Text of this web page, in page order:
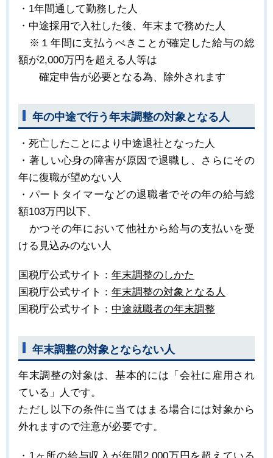
・1年間通して勤務した人
・中途採用で入社した後、年末まで務めた人
※１年間に支払うべきことが確定した給与の総
額が2,000万円を超える人等は
確定申告が必要となる為、除外されます
年の中途で行う年末調整の対象となる人
・死亡したことにより中途退社となった人
・著しい心身の障害が原因で退職し、さらにその
年に復職が望めない人
・パートタイマーなどの退職者でその年の給与総
額103万円以下、
かつその年において他社から給与の支払いを受
ける見込みのない人
国税庁公式サイト： 年末調整のしかた
国税庁公式サイト： 年末調整の対象となる人
国税庁公式サイト： 中途就職者の年末調整
年末調整の対象とならない人
年末調整の対象は、基本的には「会社に雇用され
ている」人です。
ただし以下の条件に当てはまる場合には対象から
外れますので注意が必要です。